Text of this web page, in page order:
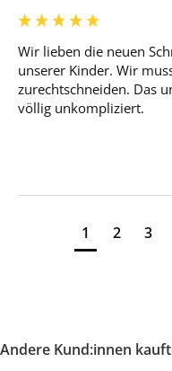
Wir lieben die neuen
unserer Kinder. Wir
zurechtschneiden. Das
völlig unkompliziert.
1 2 3
Andere Kund:innen